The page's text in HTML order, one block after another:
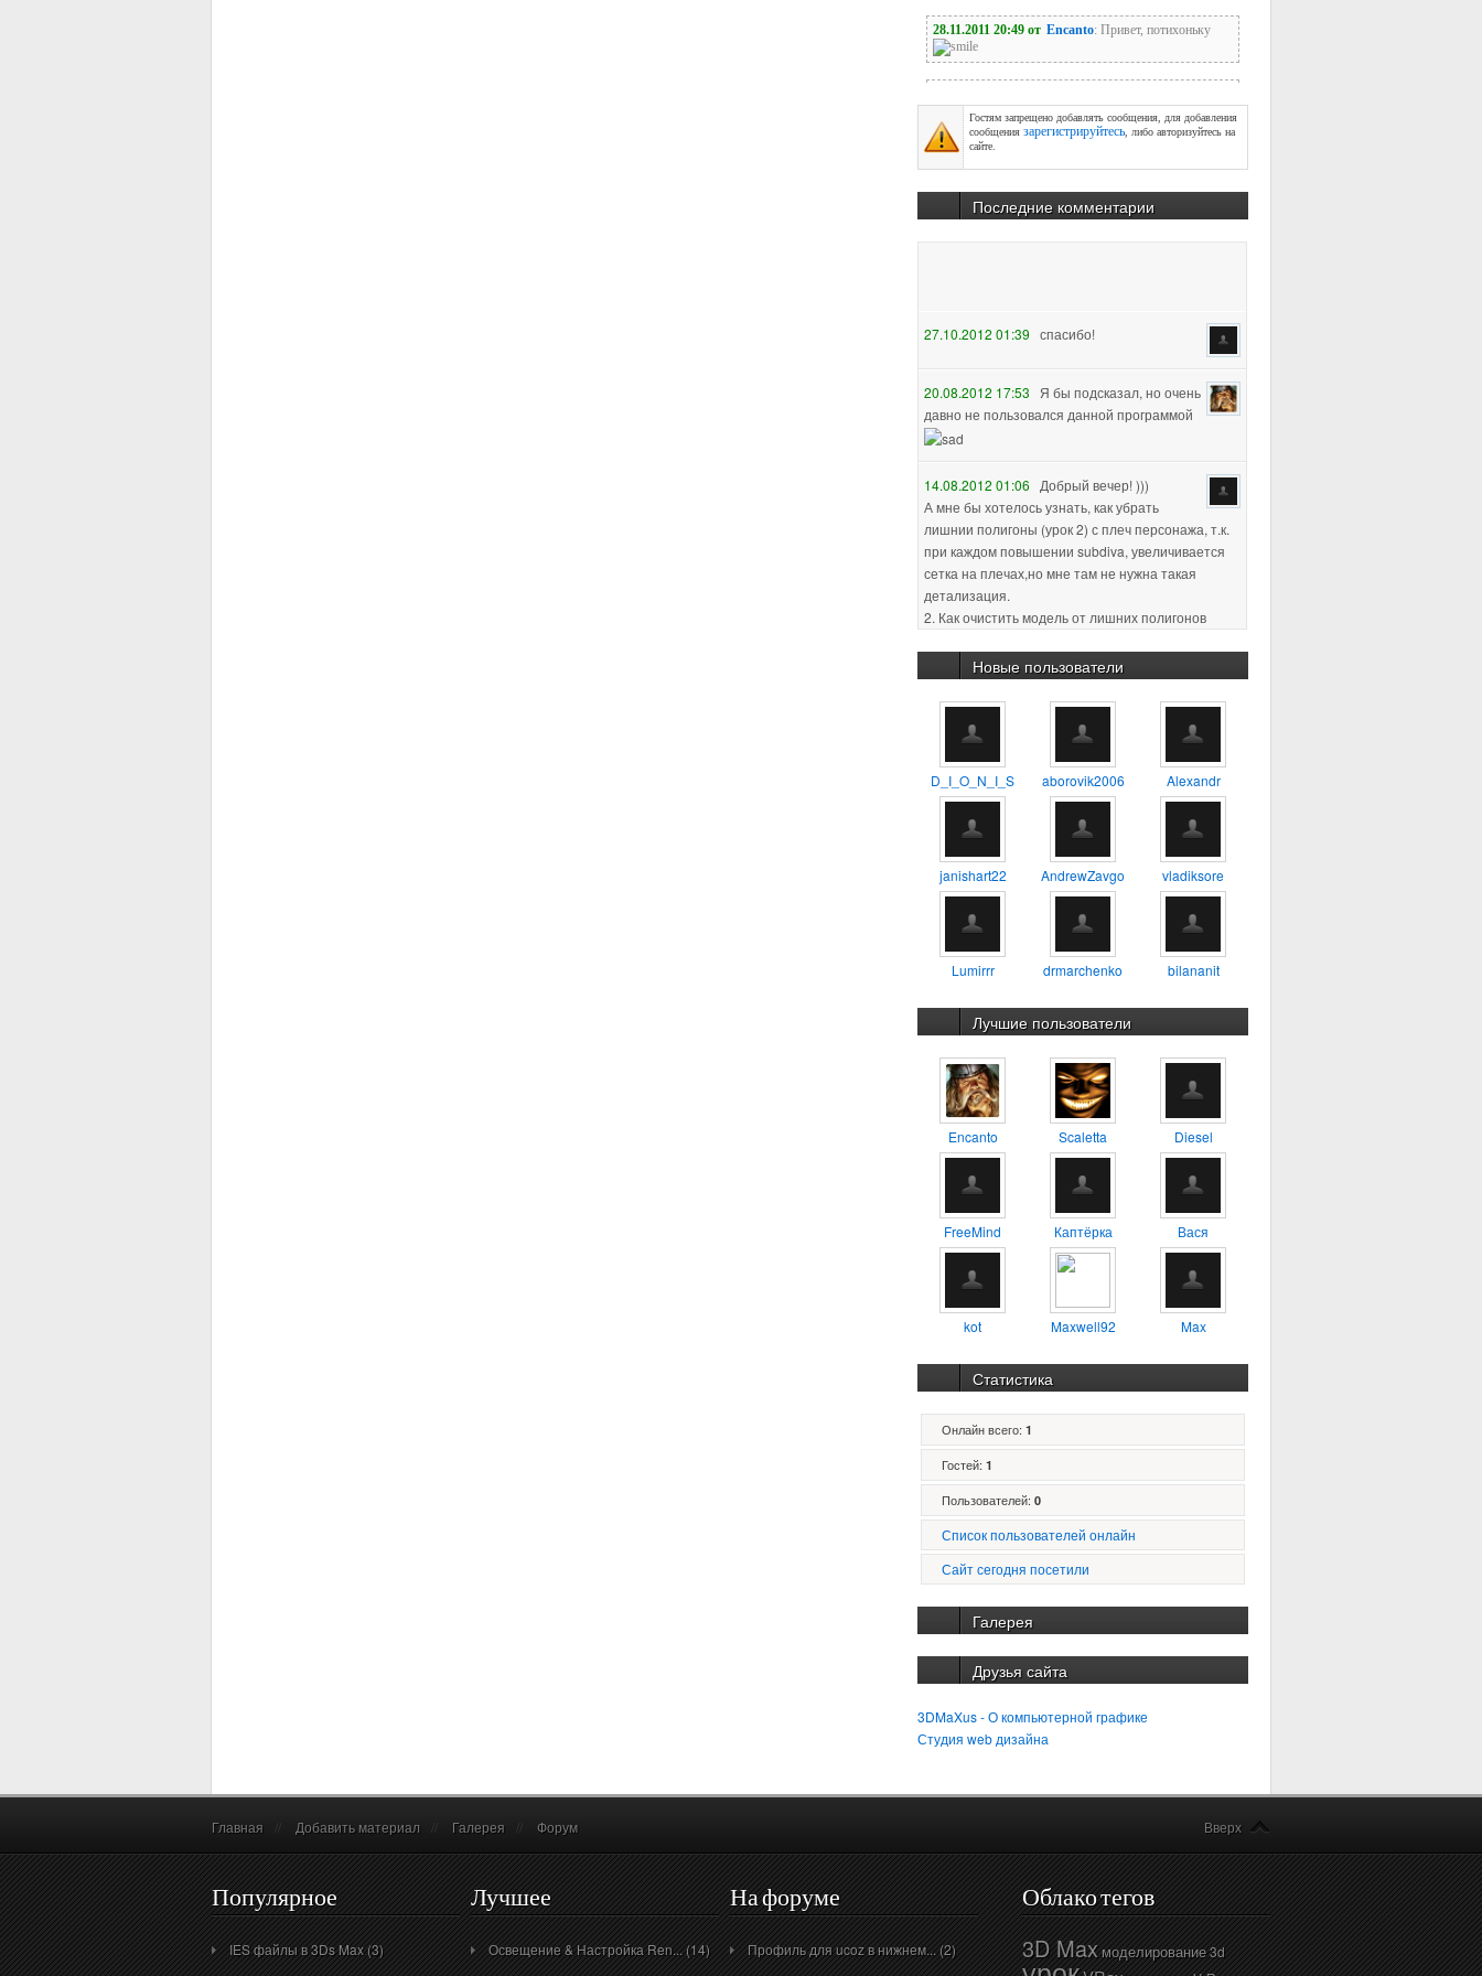
Гостям запрещено добавлять сообщения, для добавления
сообщения зарегистрируйтесь , либо авторизуйтесь на
сайте.
Последние комментарии
давно не пользовался данной программой
14.08.2012 01:06 Добрый вечер! )))
А мне бы хотелось узнать, как убрать
лишнии полигоны (урок 2) с плеч персонажа, т.к.
при каждом повышении subdiva, увеличивается
сетка на плечах,но мне там не нужна такая
детализация.
2. Как очистить модель от лишних полигонов
(оптимизация, по-моему так называется)
Заранее спасибо за ответ )
29.01.2012 23:38
Хороший урок, для
новичков будет самое то, один из первых
11.02.2014 17:56
А можно ли таким
способом делать 3D модель например
помещения?
11.02.2013 13:45
тень не в ту сторону. а
так айс.
Новые пользователи
D_I_O_N_I_S aborovik2006 Alexandr
janishart22 AndrewZavgo vladiksore
Lumirrr drmarchenko bilananit
Лучшие пользователи
Encanto Scaletta Diesel
FreeMind Каптёрка Вася
kot Maxwell92 Max
Статистика
Онлайн всего: 1
Гостей: 1
Пользователей: 0
Список пользователей онлайн
Сайт сегодня посетили
Галерея
Друзья сайта
3DMaXus - О компьютерной графике
Студия web дизайна
Главная Добавить материал Галерея Форум Вверх
Популярное
IES файлы в 3Ds Max (3)
Лучшее
Освещение & Настройка Ren... (14)
На форуме
Профиль для ucoz в нижнем... (2)
Облако тегов
3D Maxмоделирование3d